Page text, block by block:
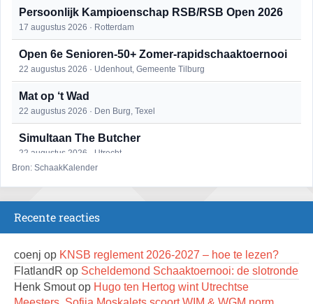
Persoonlijk Kampioenschap RSB/RSB Open 2026
17 augustus 2026 · Rotterdam
Open 6e Senioren-50+ Zomer-rapidschaaktoernooi
22 augustus 2026 · Udenhout, Gemeente Tilburg
Mat op ‘t Wad
22 augustus 2026 · Den Burg, Texel
Simultaan The Butcher
22 augustus 2026 · Utrecht
Open Eemlandtoernooi 2026
DSC Girls Night
27 augustus 2026 · Delft
Bron: SchaakKalender
Recente reacties
coenj op KNSB reglement 2026-2027 – hoe te lezen?
FlatlandR op Scheldemond Schaaktoernooi: de slotronde
Henk Smoutop Hugo ten Hertog wint Utrechtse